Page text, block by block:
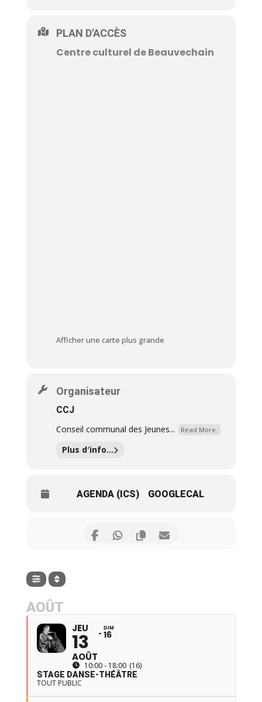
PLAN D'ACCÈS
Centre culturel de Beauvechain
Afficher une carte plus grande
Organisateur
CCJ
Conseil communal des Jeunes...
Read More.
Plus d′info...
AGENDA (ICS) GOOGLECAL
AOÛT
JEU
13
AOÛT
DIM
16
10:00 - 18:00 (16)
STAGE DANSE-THÉÂTRE
TOUT PUBLIC